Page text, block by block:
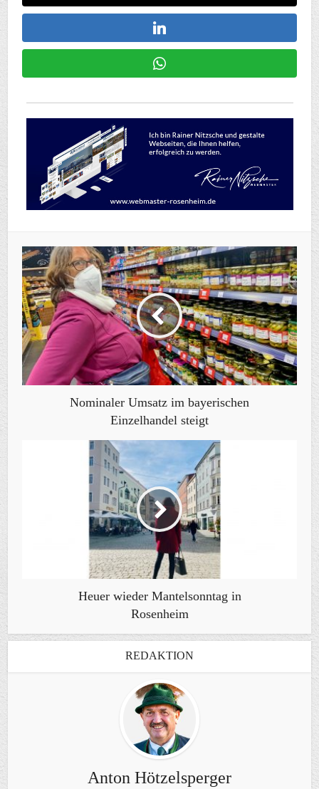
Nominaler Umsatz im bayerischen
Einzelhandel steigt
Heuer wieder Mantelsonntag in
Rosenheim
REDAKTION
Anton Hötzelsperger